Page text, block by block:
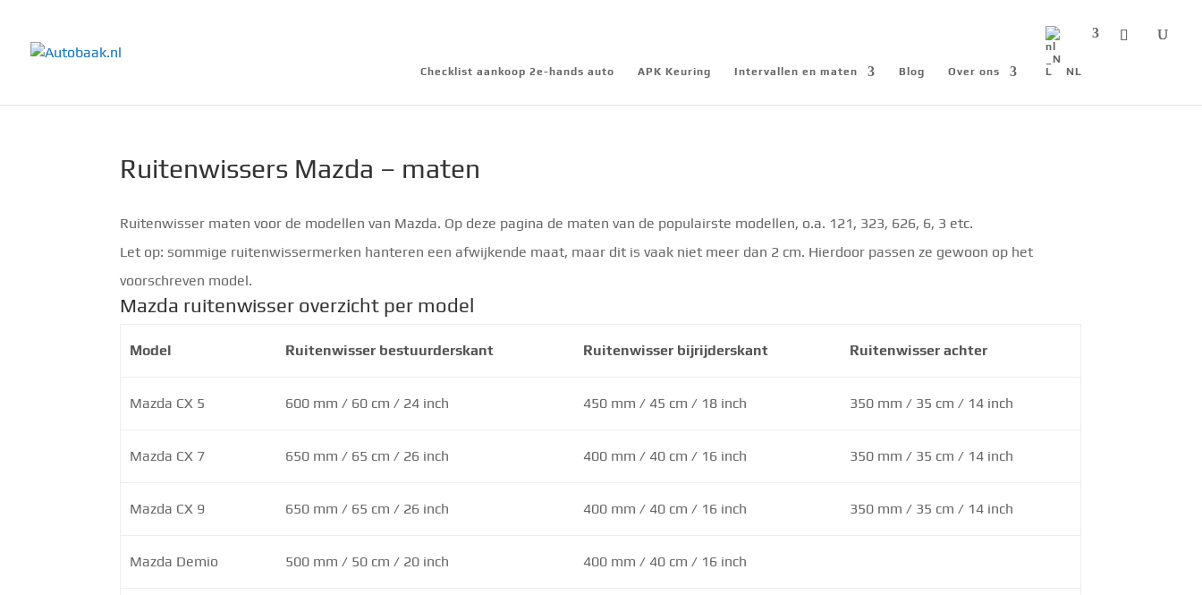
Checklist aankoop 2e-hands auto APK Keuring Intervallen en maten Blog Over ons NL
Ruitenwissers Mazda – maten
Ruitenwisser maten voor de modellen van Mazda. Op deze pagina de maten van de populairste modellen, o.a. 121, 323, 626, 6, 3 etc.
Let op: sommige ruitenwissermerken hanteren een afwijkende maat, maar dit is vaak niet meer dan 2 cm. Hierdoor passen ze gewoon op het
voorschreven model.
Mazda ruitenwisser overzicht per model
Model Ruitenwisser bestuurderskant Ruitenwisser bijrijderskant Ruitenwisser achter
Mazda CX 5 600 mm / 60 cm / 24 inch 450 mm / 45 cm / 18 inch 350 mm / 35 cm / 14 inch
Mazda CX 7 650 mm / 65 cm / 26 inch 400 mm / 40 cm / 16 inch 350 mm / 35 cm / 14 inch
Mazda CX 9 650 mm / 65 cm / 26 inch 400 mm / 40 cm / 16 inch 350 mm / 35 cm / 14 inch
Mazda Demio 500 mm / 50 cm / 20 inch 400 mm / 40 cm / 16 inch